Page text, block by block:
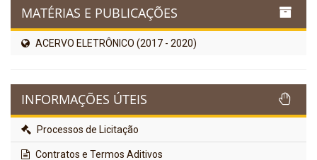
MATÉRIAS E PUBLICAÇÕES
ACERVO ELETRÔNICO (2017 - 2020)
INFORMAÇÕES ÚTEIS
Processos de Licitação
Contratos e Termos Aditivos